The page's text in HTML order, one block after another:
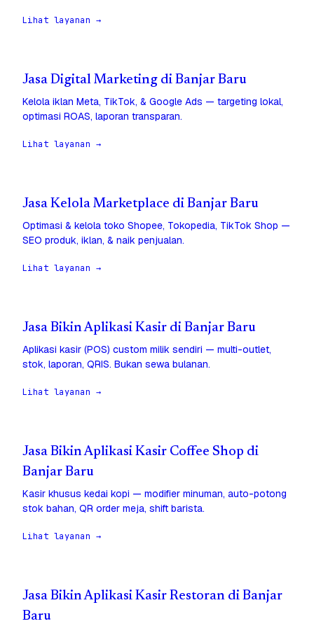
Lihat layanan →
Jasa Digital Marketing di Banjar Baru
Kelola iklan Meta, TikTok, & Google Ads — targeting lokal,
optimasi ROAS, laporan transparan.
Lihat layanan →
Jasa Kelola Marketplace di Banjar Baru
Optimasi & kelola toko Shopee, Tokopedia, TikTok Shop —
SEO produk, iklan, & naik penjualan.
Lihat layanan →
Jasa Bikin Aplikasi Kasir di Banjar Baru
Aplikasi kasir (POS) custom milik sendiri — multi-outlet,
stok, laporan, QRIS. Bukan sewa bulanan.
Lihat layanan →
Jasa Bikin Aplikasi Kasir Coffee Shop di
Banjar Baru
Kasir khusus kedai kopi — modifier minuman, auto-potong
stok bahan, QR order meja, shift barista.
Lihat layanan →
Jasa Bikin Aplikasi Kasir Restoran di Banjar
Baru